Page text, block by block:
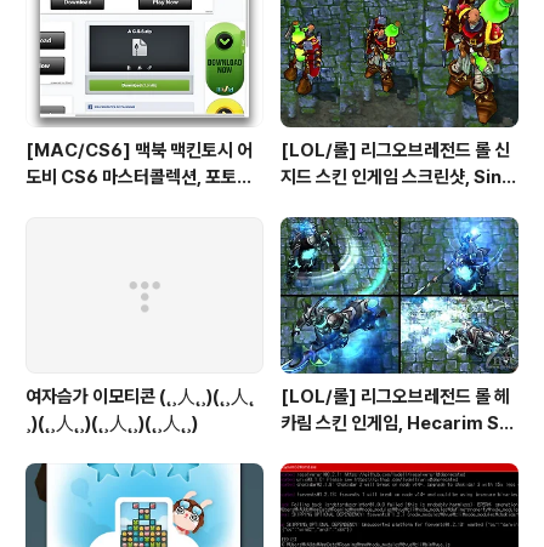
[MAC/CS6] 맥북 맥킨토시 어
도비 CS6 마스터콜렉션, 포토샵
[LOL/롤] 리그오브레전드 롤 신
지드 스킨 인게임 스크린샷, Sing
s
여자슴가 이모티콘 (˛¸人˛¸)(˛¸人˛
¸)(˛¸人˛¸)(˛¸人˛¸)(˛¸人˛¸)
[LOL/롤] 리그오브레전드 롤 헤
카림 스킨 인게임, Hecarim Ski